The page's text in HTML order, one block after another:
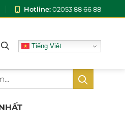
Hotline:02053 88 66 88
Tiếng Việt